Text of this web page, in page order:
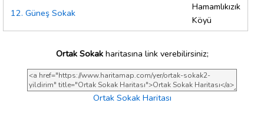
12. Güneş Sokak
Hamamlıkızık
Köyü
Ortak Sokakharitasına link verebilirsiniz;
Ortak Sokak Haritası